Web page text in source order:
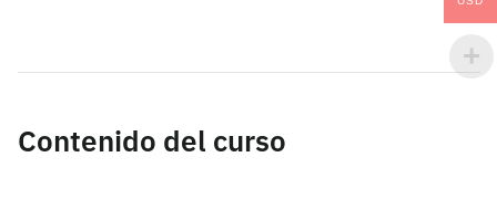
Contenido del curso